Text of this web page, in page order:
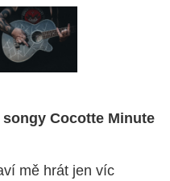
Cocotte Minute
mě hrát jen víc